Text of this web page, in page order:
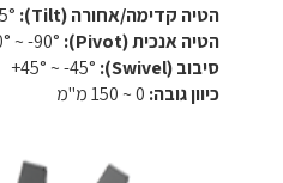
הטיה קדימה/אחורה (Tilt):
הטיה אנכית (Pivot):
סיבוב (Swivel):
כיוון גובה: